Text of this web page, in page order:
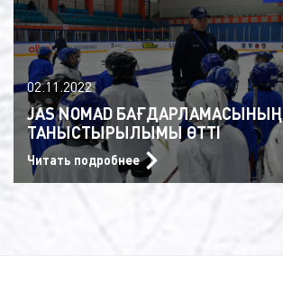
02.11.2022
JAS NOMAD БАҒДАРЛАМАСЫНЫҢ
ТАНЫСТЫРЫЛЫМЫ ӨТТІ
Читать подробнее